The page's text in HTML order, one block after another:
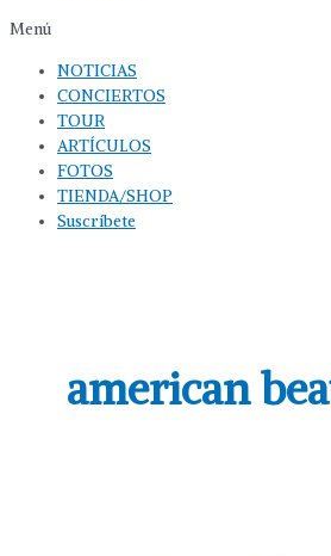
Menú
NOTICIAS
CONCIERTOS
TOUR
ARTÍCULOS
FOTOS
TIENDA/SHOP
Suscríbete
american